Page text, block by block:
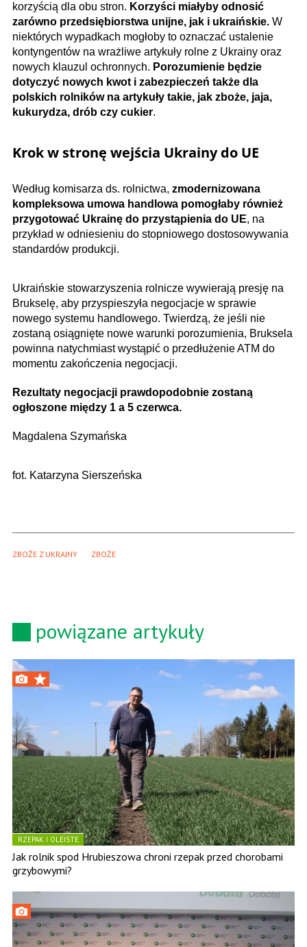
korzyścią dla obu stron. Korzyści miałyby odnosić
zarówno przedsiębiorstwa unijne, jak i ukraińskie. W
niektórych wypadkach mogłoby to oznaczać ustalenie
kontyngentów na wrażliwe artykuły rolne z Ukrainy oraz
nowych klauzul ochronnych. Porozumienie będzie
dotyczyć nowych kwot i zabezpieczeń także dla
polskich rolników na artykuły takie, jak zboże, jaja,
kukurydza, drób czy cukier.
Krok w stronę wejścia Ukrainy do UE
Według komisarza ds. rolnictwa, zmodernizowana
kompleksowa umowa handlowa pomogłaby również
przygotować Ukrainę do przystąpienia do UE, na
przykład w odniesieniu do stopniowego dostosowywania
standardów produkcji.
Ukraińskie stowarzyszenia rolnicze wywierają presję na
Brukselę, aby przyspieszyła negocjacje w sprawie
nowego systemu handlowego. Twierdzą, że jeśli nie
zostaną osiągnięte nowe warunki porozumienia, Bruksela
powinna natychmiast wystąpić o przedłużenie ATM do
momentu zakończenia negocjacji.
Rezultaty negocjacji prawdopodobnie zostaną
ogłoszone między 1 a 5 czerwca.
Magdalena Szymańska
fot. Katarzyna Sierszeńska
ZBOŻE Z UKRAINY ZBOŻE
powiązane artykuły
RZEPAK I OLEISTE
Jak rolnik spod Hrubieszowa chroni rzepak przed chorobami
grzybowymi?